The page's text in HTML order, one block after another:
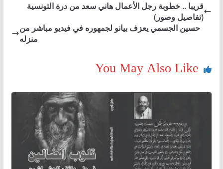
قريبا .. خطوبة رجل الأعمال هاني سعد من درة التونسية
(تفاصيل وصور)
حسين الجسمي يعزف بيانو لجمهوره في فيديو مباشر من
منزله
You May Also Like